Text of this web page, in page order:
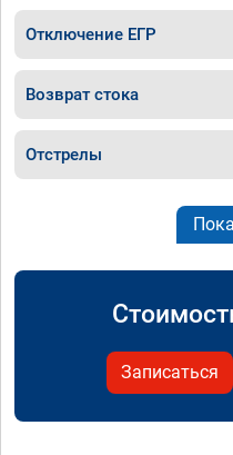
Отключение ЕГР
Возврат стока
Отстрелы
Записаться